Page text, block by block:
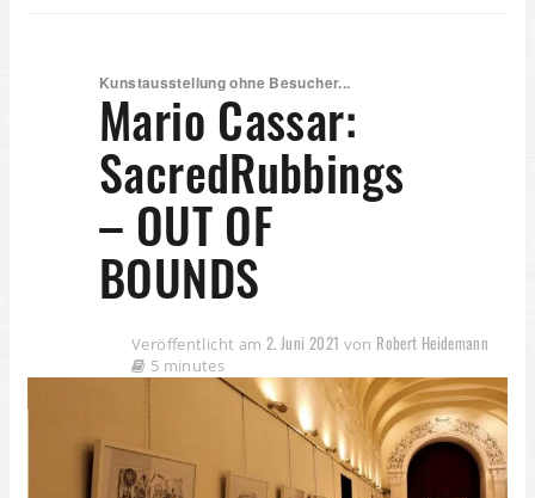
Kunstausstellung ohne Besucher...
Mario Cassar:
SacredRubbings
– OUT OF
BOUNDS
Veröffentlicht am 2. Juni 2021 von Robert Heidemann
5 minutes